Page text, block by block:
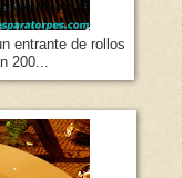
entrante de rollos
200...